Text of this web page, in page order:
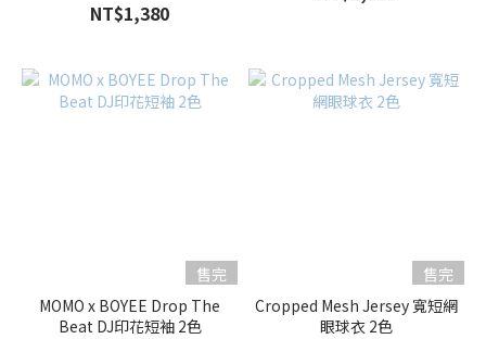
NT$1,380
售完
MOMO x BOYEE Drop The
Beat DJ印花短袖 2色
售完
Cropped Mesh Jersey 寬短網
眼球衣 2色